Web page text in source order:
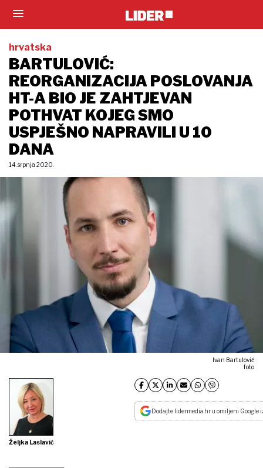
hrvatska
BARTULOVIĆ:
REORGANIZACIJA POSLOVANJA
HT-A BIO JE ZAHTJEVAN
POTHVAT KOJEG SMO
USPJEŠNO NAPRAVILI U 10
DANA
14. srpnja 2020.
Ivan Bartulović
foto
Željka Laslavić
Dodajte lidermedia.hr u omiljeni Google